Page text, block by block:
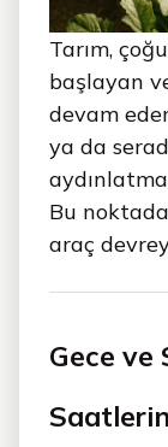
Tarım,
başlayan
devam
ya da
Bu
araç
Gece ve